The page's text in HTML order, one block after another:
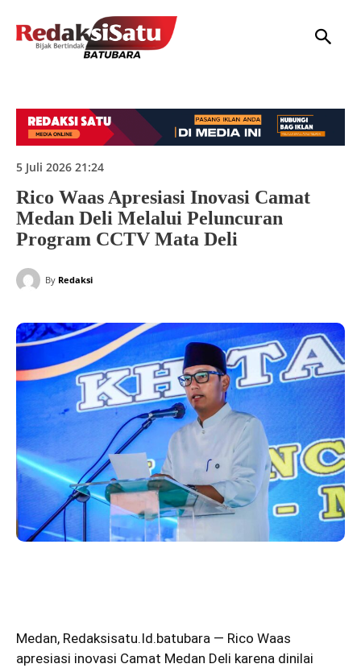
5 Juli 2026 21:24
Rico Waas Apresiasi Inovasi Camat
Medan Deli Melalui Peluncuran
Program CCTV Mata Deli
By Redaksi
Medan, Redaksisatu.Id.batubara — Rico Waas
apresiasi inovasi Camat Medan Deli karena dinilai